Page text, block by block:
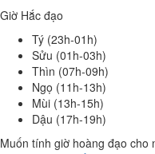
Giờ Hắc đạo
Tý (23h-01h)
Sửu (01h-03h)
Thìn (07h-09h)
Ngọ (11h-13h)
Mùi (13h-15h)
Dậu (17h-19h)
Muốn tính giờ hoàng đạo cho